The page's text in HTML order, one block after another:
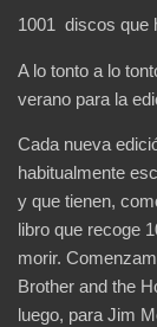
1001 discos que
A lo tonto a lo
verano para la
Cada nueva
habitualmente
y que tienen,
libro que recoge
morir.
Brother and the
luego, para Jim